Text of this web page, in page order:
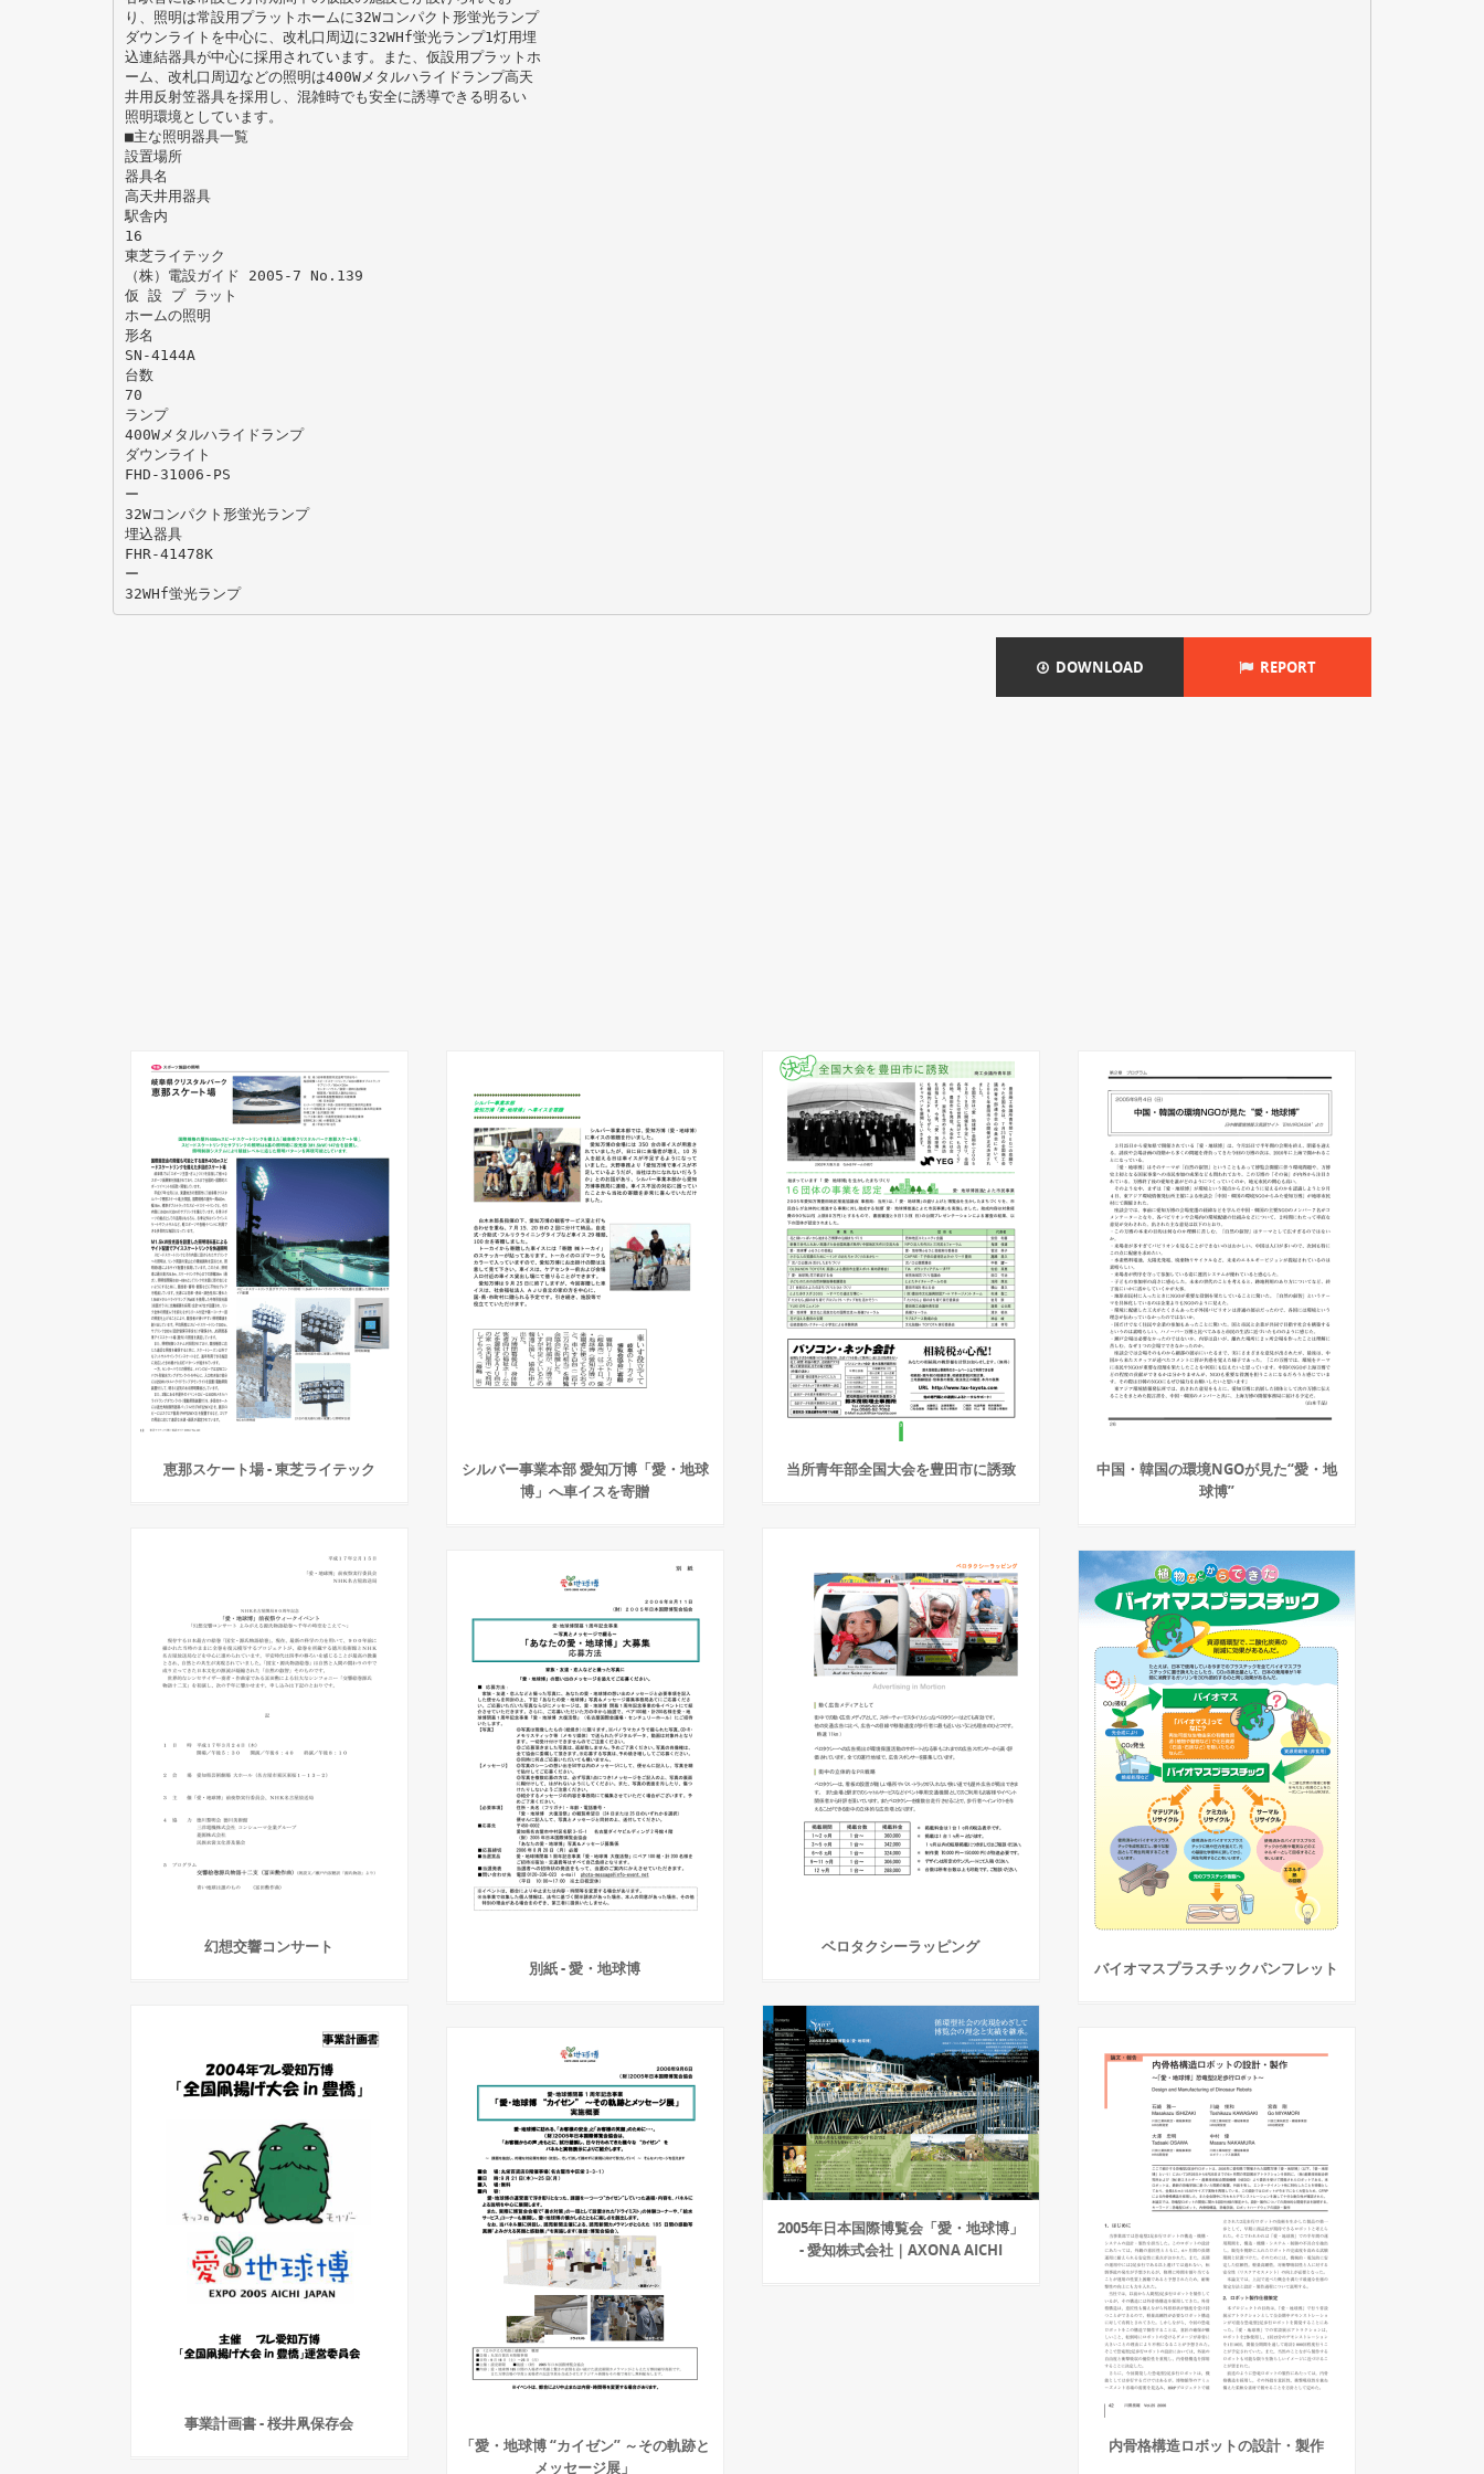
り、照明は常設用プラットホームに32Wコンパクト形蛍光ランプ
ダウンライトを中心に、改札口周辺に32WHf蛍光ランプ1灯用埋
込連結器具が中心に採用されています。また、仮設用プラットホ
ーム、改札口周辺などの照明は400Wメタルハライドランプ高天
井用反射笠器具を採用し、混雑時でも安全に誘導できる明るい
照明環境としています。
■主な照明器具一覧
設置場所
器具名
高天井用器具
駅舎内
16
東芝ライテック
（株）電設ガイド 2005-7 No.139
仮 設 プ ラット
ホームの照明
形名
SN-4144A
台数
70
ランプ
400Wメタルハライドランプ
ダウンライト
FHD-31006-PS
ー
32Wコンパクト形蛍光ランプ
埋込器具
FHR-41478K
ー
32WHf蛍光ランプ
DOWNLOAD REPORT
恵那スケート場 - 東芝ライテック
シルバー事業本部 愛知万博「愛・地球
博」へ車イスを寄贈
当所青年部全国大会を豊田市に誘致
中国・韓国の環境NGOが見た“愛・地
球博”
幻想交響コンサート
ベロタクシーラッピング
別紙 - 愛・地球博
バイオマスプラスチックパンフレット
事業計画書 - 桜井凧保存会
2005年日本国際博覧会「愛・地球博」
- 愛知株式会社｜AXONA AICHI
「愛・地球博 “カイゼン” ～その軌跡と
メッセージ展」
内骨格構造ロボットの設計・製作